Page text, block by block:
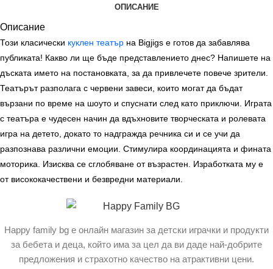
ОПИСАНИЕ
Описание
Този класически куклен театър на Bigjigs е готов да забавлява
публиката! Какво ли ще бъде представлението днес? Напишете на
дъската името на постановката, за да привлечете повече зрители.
Театърът разполага с червени завеси, които могат да бъдат
вързани по време на шоуто и спуснати след като приключи. Играта
с театъра е чудесен начин да вдъхновите творческата и ролевата
игра на детето, докато то надгражда речника си и се учи да
разпознава различни емоции. Стимулира координацията и фината
моторика. Изисква се сглобяване от възрастен. Изработката му е
от висококачествени и безвредни материали.
Happy family bg е онлайн магазин за детски играчки и продукти
за бебета и деца, който има за цел да ви даде най-добрите
предложения и страхотно качество на атрактивни цени.